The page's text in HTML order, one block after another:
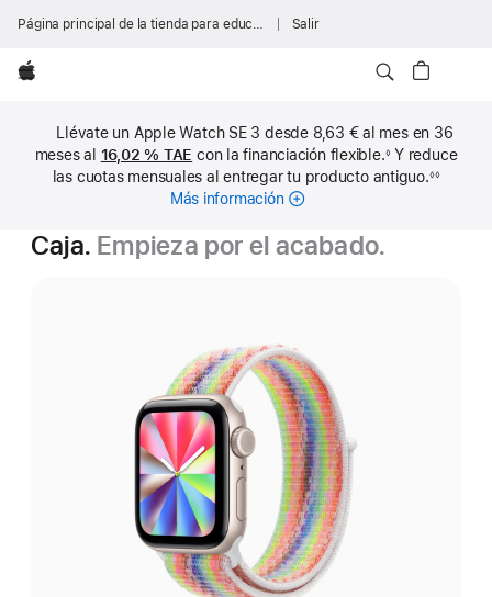
Página principal de la tienda para educación Salir
Apple
Llévate un Apple Watch SE 3 desde 8,63 € al mes en 36
meses al 16,02 % TAE con la financiación flexible.◊Y reduce
las cuotas mensuales al entregar tu producto antiguo.
página
◊◊
Más informaciónsobre
mensuales
Caja. Empieza por el acabado.